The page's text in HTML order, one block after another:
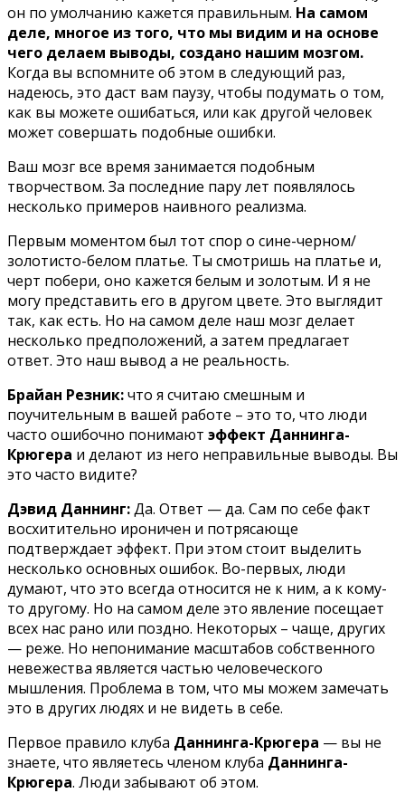
он по умолчанию кажется правильным. На самом
деле, многое из того, что мы видим и на основе
чего делаем выводы, создано нашим мозгом.
Когда вы вспомните об этом в следующий раз,
надеюсь, это даст вам паузу, чтобы подумать о том,
как вы можете ошибаться, или как другой человек
может совершать подобные ошибки.
Ваш мозг все время занимается подобным
творчеством. За последние пару лет появлялось
несколько примеров наивного реализма.
Первым моментом был тот спор о сине-черном/
золотисто-белом платье. Ты смотришь на платье и,
черт побери, оно кажется белым и золотым. И я не
могу представить его в другом цвете. Это выглядит
так, как есть. Но на самом деле наш мозг делает
несколько предположений, а затем предлагает
ответ. Это наш вывод а не реальность.
Брайан Резник:что я считаю смешным и
поучительным в вашей работе – это то, что люди
часто ошибочно понимают эффект Даннинга-
Крюгера и делают из него неправильные выводы. Вы
это часто видите?
Дэвид Даннинг:Да. Ответ — да. Сам по себе факт
восхитительно ироничен и потрясающе
подтверждает эффект. При этом стоит выделить
несколько основных ошибок. Во-первых, люди
думают, что это всегда относится не к ним, а к кому-
то другому. Но на самом деле это явление посещает
всех нас рано или поздно. Некоторых – чаще, других
— реже. Но непонимание масштабов собственного
невежества является частью человеческого
мышления. Проблема в том, что мы можем замечать
это в других людях и не видеть в себе.
Первое правило клуба Даннинга-Крюгера — вы не
знаете, что являетесь членом клуба Даннинга-
Крюгера. Люди забывают об этом.